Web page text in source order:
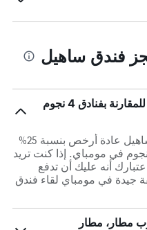
فندق ساهيل
هل الأسعار في فندق ساهيل قابلة للمقارنة بفنادق 4 نجوم
تكون الأسعار لكل ليلة في فندق ساهيل عادة أرخص بنسبة 25%
لفنادق ذات تصنيف 4-نجوم في مومباي. إذا كنت تريد
أنه عليك أن تدفع
جيدة في مومباي لقاء فندق
مطار، مطار